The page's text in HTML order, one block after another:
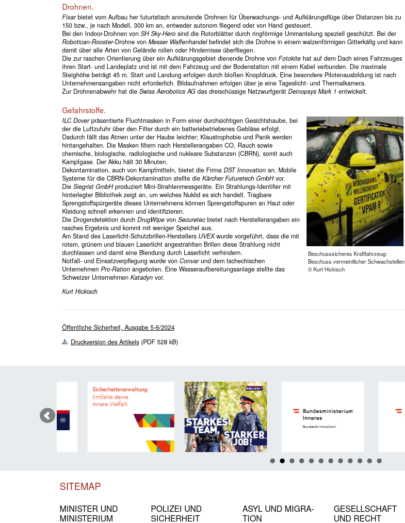
Drohnen.
Fixarbietet vom Aufbau her futuristisch anmutende Drohnen für Überwachungs- und Aufklärungsflüge über Distanzen bis zu
150 bzw., je nach Modell, 300 km an, entweder autonom fliegend oder von Hand gesteuert.
Bei den Indoor-Drohnen von SH Sky-Herosind die Rotorblätter durch ringförmige Ummantelung speziell geschützt. Bei der
Robotican-Rooster-Drohne von Messer Waffenhandelbefindet sich die Drohne in einem walzenförmigen Gitterkäfig und kann
damit über alle Arten von Gelände rollen oder Hindernisse überfliegen.
Die zur raschen Orientierung über ein Aufklärungsgebiet dienende Drohne von Fotokitehat auf dem Dach eines Fahrzeuges
ihren Start- und Landeplatz und ist mit dem Fahrzeug und der Bodenstation mit einem Kabel verbunden. Die maximale
Steighöhe beträgt 45 m. Start und Landung erfolgen durch bloßen Knopfdruck. Eine besondere Pilotenausbildung ist nach
Unternehmensangaben nicht erforderlich. Bildaufnahmen erfolgen über je eine Tageslicht- und Thermalkamera.
Zur Drohnenabwehr hat die Swiss Aerobotics AGdas dreischüssige Netzwurfgerät Deinopsys Mark 1 entwickelt.
Gefahrstoffe.
Beschusssicheres Kraftfahrzeug:
Beschuss vermeintlicher Schwachstellen
© Kurt Hickisch
ILC Doverpräsentierte Fluchtmasken in Form einer durchsichtigen Gesichtshaube, bei
der die Luftzufuhr über den Filter durch ein batteriebetriebenes Gebläse erfolgt.
Dadurch fällt das Atmen unter der Haube leichter; Klaustrophobie und Panik werden
hintangehalten. Die Masken filtern nach Herstellerangaben CO, Rauch sowie
chemische, biologische, radiologische und nukleare Substanzen (CBRN), somit auch
Kampfgase. Der Akku hält 30 Minuten.
Dekontamination, auch von Kampfmitteln, bietet die Firma DST Innovationan. Mobile
Systeme für die CBRN-Dekontamination stellte die Kärcher Futuretech GmbHvor.
Die Siegrist GmbHproduziert Mini-Strahlenmessgeräte. Ein Strahlungs-Identifier mit
hinterlegter Bibliothek zeigt an, um welches Nuklid es sich handelt. Tragbare
Sprengstoffspürgeräte dieses Unternehmens können Sprengstoffspuren an Haut oder
Kleidung schnell erkennen und identifizieren.
Die Drogendetektion durch DrugWipevon Securetecbietet nach Herstellerangaben ein
rasches Ergebnis und kommt mit weniger Speichel aus.
Am Stand des Laserlicht-Schutzbrillen-Herstellers UVEXwurde vorgeführt, dass die mit
rotem, grünem und blauen Laserlicht angestrahlten Brillen diese Strahlung nicht
durchlassen und damit eine Blendung durch Laserlicht verhindern.
Notfall- und Einsatzverpflegung wurde von Convarund dem tschechischen
Unternehmen Pro-Rationangeboten. Eine Wasseraufbereitungsanlage stellte das
Schweizer Unternehmen Katadynvor.
Kurt Hickisch
Öffentliche Sicherheit, Ausgabe 5-6/2024
Druckversion des Artikels(PDF 528 kB)
SITEMAP
MINISTER UND
MINIST­ERIUM
POLIZEI UND
SICHER­HEIT
ASYL UND MIGRA­
TION
GE­SELL­SCHAFT
UND RECHT